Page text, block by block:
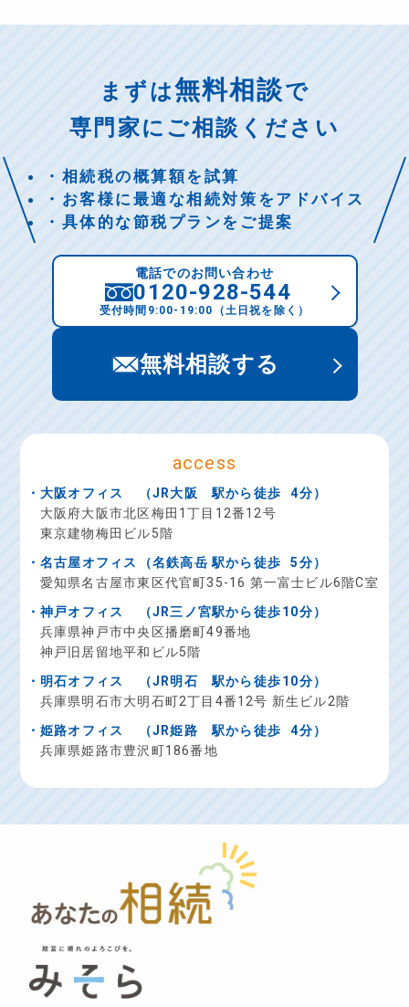
まずは無料相談で
専門家にご相談ください
・相続税の概算額を試算
・お客様に最適な相続対策をアドバイス
・具体的な節税プランをご提案
電話でのお問い合わせ
0120-928-544
受付時間9:00-19:00（土日祝を除く）
無料相談する
access
・大阪オフィス （JR大阪 駅から徒歩
4分）
大阪府大阪市北区梅田1丁目12番12号
東京建物梅田ビル5階
・名古屋オフィス
（名鉄高岳 駅から徒歩
5分）
愛知県名古屋市東区代官町35-16 第一富士ビル6階C室
・神戸オフィス
（JR三ノ宮駅から徒歩10分）
兵庫県神戸市中央区播磨町49番地
神戸旧居留地平和ビル5階
・明石オフィス
（JR明石 駅から徒歩10分）
兵庫県明石市大明石町2丁目4番12号 新生ビル2階
・姫路オフィス
（JR姫路 駅から徒歩
4分）
兵庫県姫路市豊沢町186番地